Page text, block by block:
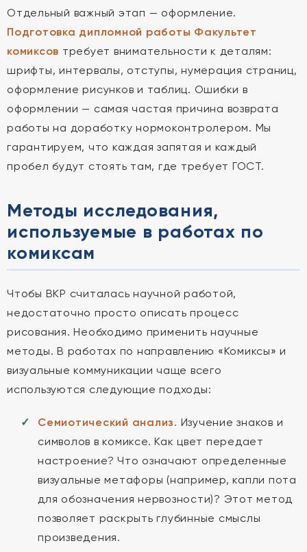
Отдельный важный этап — оформление.
Подготовка дипломной работы Факультет
комиксов требует внимательности к деталям:
шрифты, интервалы, отступы, нумерация страниц,
оформление рисунков и таблиц. Ошибки в
оформлении — самая частая причина возврата
работы на доработку нормоконтролером. Мы
гарантируем, что каждая запятая и каждый
пробел будут стоять там, где требует ГОСТ.
Методы исследования,
используемые в работах по
комиксам
Чтобы ВКР считалась научной работой,
недостаточно просто описать процесс
рисования. Необходимо применить научные
методы. В работах по направлению «Комиксы» и
визуальные коммуникации чаще всего
используются следующие подходы:
Семиотический анализ. Изучение знаков и
символов в комиксе. Как цвет передает
настроение? Что означают определенные
визуальные метафоры (например, капли пота
для обозначения нервозности)? Этот метод
позволяет раскрыть глубинные смыслы
произведения.